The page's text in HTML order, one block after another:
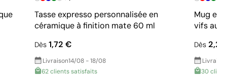
Tasse expresso personnalisée en
céramique à finition mate 60 ml
Dès 1,72 €
Livraison14/08 - 18/08
62 clients satisfaits
Mug en
vifs au
Dès
30